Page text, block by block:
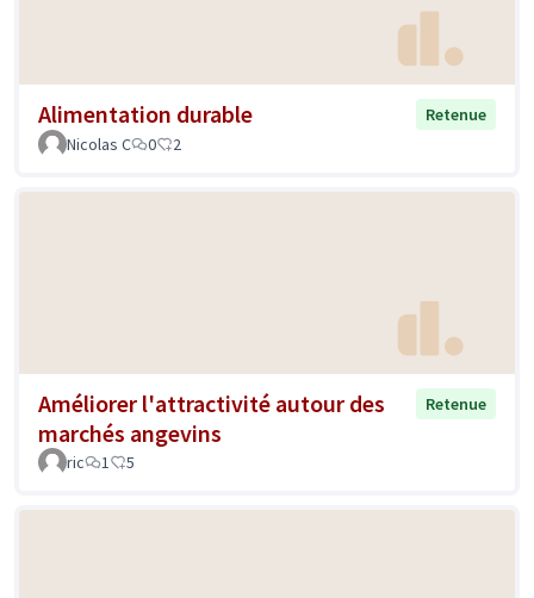
Alimentation durable
Retenue
Nicolas C
0 2
Améliorer l'attractivité autour des
marchés angevins
Retenue
ric 1 5